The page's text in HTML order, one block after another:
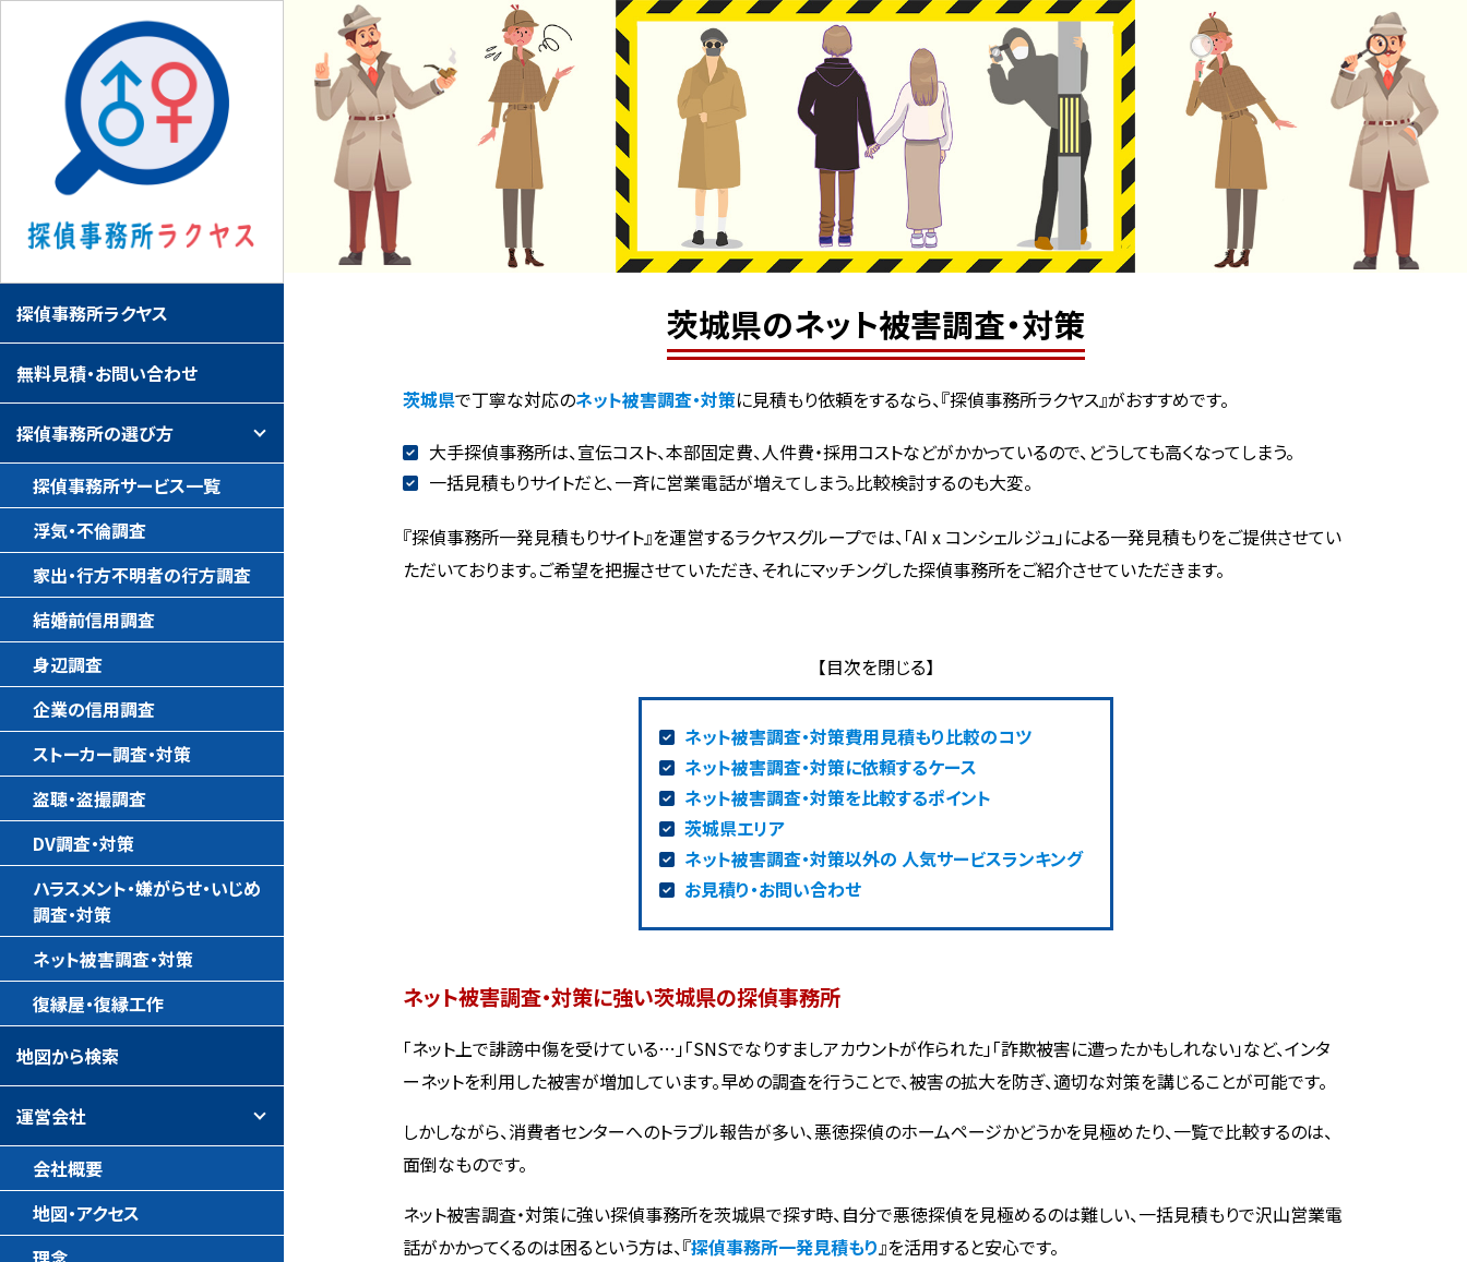
茨城県のネット被害調査・対策
茨城県で丁寧な対応のネット被害調査・対策に見積もり依頼をするなら、『探偵事務所ラクヤス』がおすすめです。
大手探偵事務所は、宣伝コスト、本部固定費、人件費・採用コストなどがかかっているので、どうしても高くなってしまう。
一括見積もりサイトだと、一斉に営業電話が増えてしまう。比較検討するのも大変。
『探偵事務所一発見積もりサイト』を運営するラクヤスグループでは、「AI x コンシェルジュ」による一発見積もりをご提供させてい
ただいております。ご希望を把握させていただき、それにマッチングした探偵事務所をご紹介させていただきます。
ネット被害調査・対策費用見積もり比較のコツ
ネット被害調査・対策に依頼するケース
ネット被害調査・対策を比較するポイント
茨城県エリア
ネット被害調査・対策以外の 人気サービスランキング
お見積り・お問い合わせ
ネット被害調査・対策に強い茨城県の探偵事務所
「ネット上で誹謗中傷を受けている…」「SNSでなりすましアカウントが作られた」「詐欺被害に遭ったかもしれない」など、インタ
ーネットを利用した被害が増加しています。早めの調査を行うことで、被害の拡大を防ぎ、適切な対策を講じることが可能です。
しかしながら、消費者センターへのトラブル報告が多い、悪徳探偵のホームページかどうかを見極めたり、一覧で比較するのは、
面倒なものです。
ネット被害調査・対策に強い探偵事務所を茨城県で探す時、自分で悪徳探偵を見極めるのは難しい、一括見積もりで沢山営業電
話がかかってくるのは困るという方は、『探偵事務所一発見積もり 』を活用すると安心です。
探偵事務所ラクヤス
無料見積・お問い合わせ
探偵事務所の選び方
探偵事務所サービス一覧
浮気・不倫調査
家出・行方不明者の行方調査
結婚前信用調査
身辺調査
企業の信用調査
ストーカー調査・対策
盗聴・盗撮調査
DV調査・対策
ハラスメント・嫌がらせ・いじめ
調査・対策
ネット被害調査・対策
復縁屋・復縁工作
地図から検索
運営会社
会社概要
地図・アクセス